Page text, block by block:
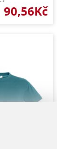
90,56Kč